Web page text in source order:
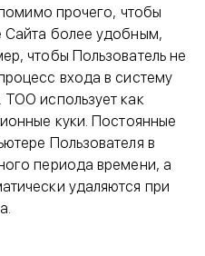
прочего, чтобы
Сайта более удобным,
чтобы Пользователь не
входа в систему
использует как
куки. Постоянные
Пользователя в
периода времени, а
удаляются при